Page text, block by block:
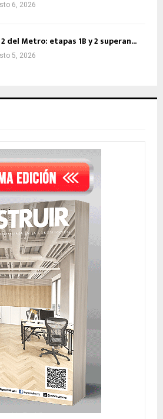
6, 2026
del Metro: etapas 1B y 2 superan...
5, 2026